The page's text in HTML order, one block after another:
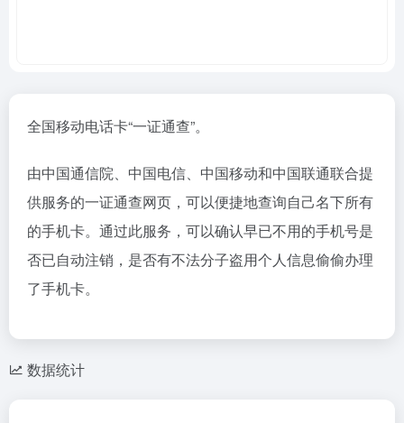
全国移动电话卡“一证通查”。
由中国通信院、中国电信、中国移动和中国联通联合提
供服务的一证通查网页，可以便捷地查询自己名下所有
的手机卡。通过此服务，可以确认早已不用的手机号是
否已自动注销，是否有不法分子盗用个人信息偷偷办理
了手机卡。
数据统计